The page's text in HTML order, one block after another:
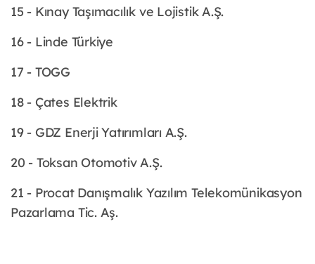
15 - Kınay Taşımacılık ve Lojistik A.Ş.
16 - Linde Türkiye
17 - TOGG
18 - Çates Elektrik
19 - GDZ Enerji Yatırımları A.Ş.
20 - Toksan Otomotiv A.Ş.
21 - Procat Danışmalık Yazılım Telekomünikasyon
Pazarlama Tic. Aş.